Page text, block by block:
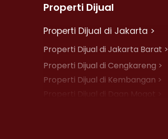
Properti Dijual
Properti Dijual di Jakarta >
Properti Dijual di Jakarta Barat >
Properti Dijual di Cengkareng >
Properti Dijual di Kembangan >
Properti Dijual di Daan Mogot >